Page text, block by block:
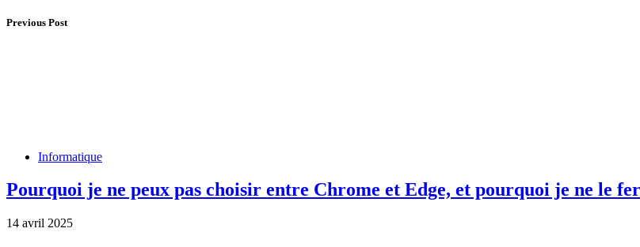
Previous Post
Informatique
Pourquoi je ne peux pas choisir entre Chrome et Edge, et pourquoi je ne le
14 avril 2025